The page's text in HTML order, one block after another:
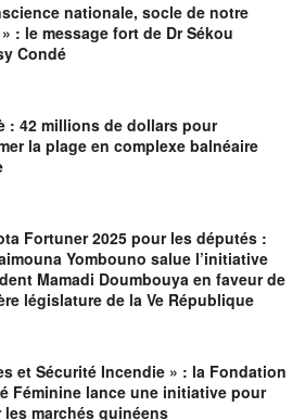
nationale, socle de notre
: le message fort de Dr Sékou
Condé
: 42 millions de dollars pour
la plage en complexe balnéaire
Fortuner 2025 pour les députés :
Yombouno salue l’initiative
Mamadi Doumbouya en faveur de
législature de la Ve République
et Sécurité Incendie » : la Fondation
Féminine lance une initiative pour
les marchés guinéens